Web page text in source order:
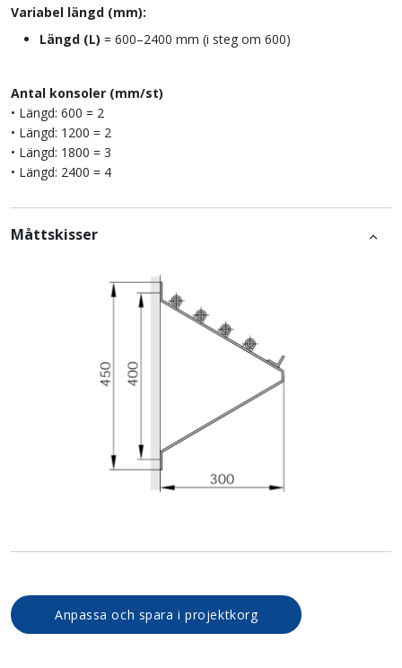
Variabel längd (mm):
Längd (L) = 600–2400 mm (i steg om 600)
Antal konsoler (mm/st)
• Längd: 600 = 2
• Längd: 1200 = 2
• Längd: 1800 = 3
• Längd: 2400 = 4
Måttskisser
Anpassa och spara i projektkorg